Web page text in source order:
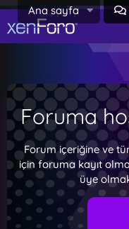
Ana sayfa
Foruma
Forum içeriğine ve
için foruma kayıt
üye